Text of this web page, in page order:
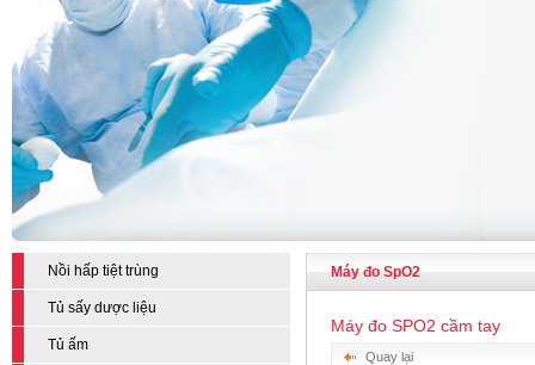
Nồi hấp tiệt trùng
Tủ sấy dược liệu
Tủ ấm
Máy đo SpO2
Máy đo SPO2 cầm tay
Quay lại